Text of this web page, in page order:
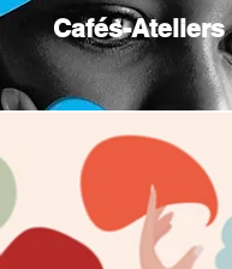
Cafés-